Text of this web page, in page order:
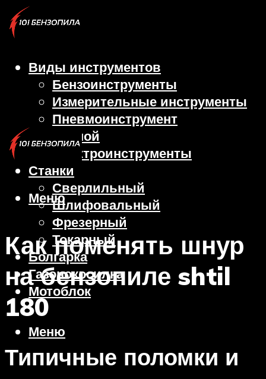
Виды инструментов
Бензоинструменты
Измерительные инструменты
Пневмоинструмент
Ручной
Электроинструменты
Станки
Сверлильный
Шлифовальный
Фрезерный
Токарный
Болгарка
Газонокосилка
Мотоблок
Меню
Меню
Как поменять шнур
на бензопиле shtil
180
Типичные поломки и